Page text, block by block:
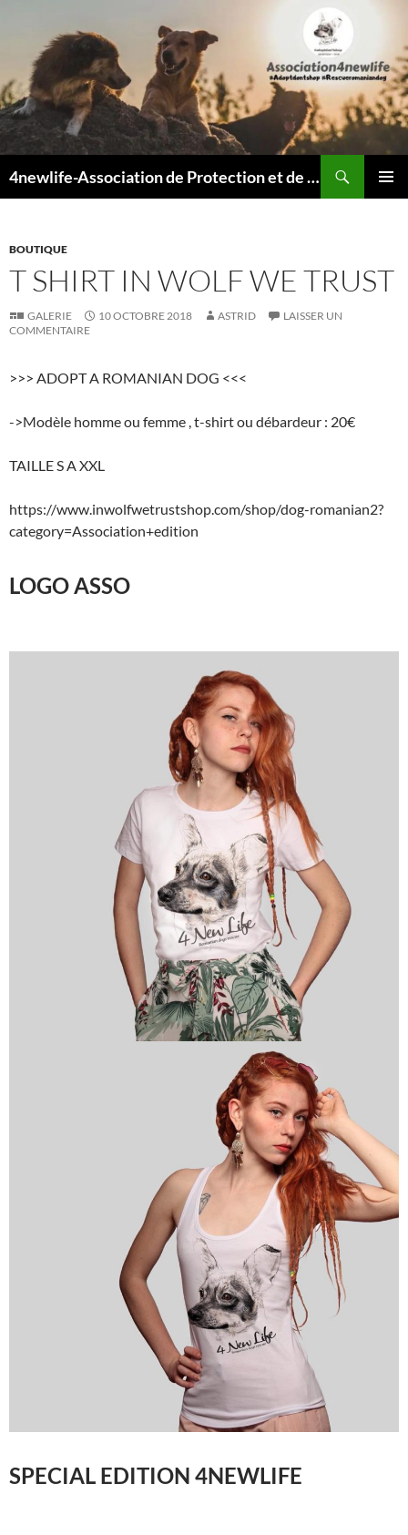
4newlife-Association de Protection et de défense animale. Loi de 1908
BOUTIQUE
T SHIRT IN WOLF WE TRUST
GALERIE 10 OCTOBRE 2018 ASTRID
LAISSER UN
COMMENTAIRE
>>> ADOPT A ROMANIAN DOG <<<
->Modèle homme ou femme , t-shirt ou débardeur : 20€
TAILLE S A XXL
https://www.inwolfwetrustshop.com/shop/dog-romanian2?
category=Association+edition
LOGO ASSO
SPECIAL EDITION 4NEWLIFE